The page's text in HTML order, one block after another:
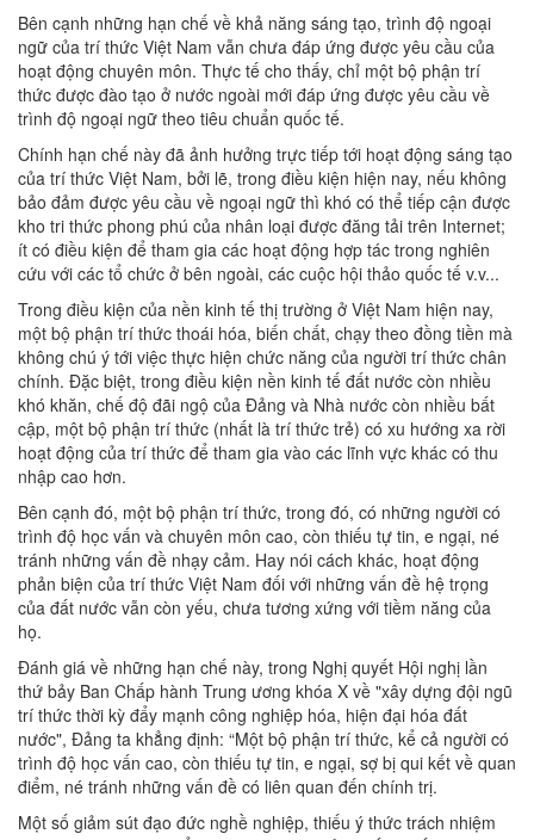
Bên cạnh những hạn chế về khả năng sáng tạo, trình độ ngoại
ngữ của trí thức Việt Nam vẫn chưa đáp ứng được yêu cầu của
hoạt động chuyên môn. Thực tế cho thấy, chỉ một bộ phận trí
thức được đào tạo ở nước ngoài mới đáp ứng được yêu cầu về
trình độ ngoại ngữ theo tiêu chuẩn quốc tế.
Chính hạn chế này đã ảnh hưởng trực tiếp tới hoạt động sáng tạo
của trí thức Việt Nam, bởi lẽ, trong điều kiện hiện nay, nếu không
bảo đảm được yêu cầu về ngoại ngữ thì khó có thể tiếp cận được
kho tri thức phong phú của nhân loại được đăng tải trên Internet;
ít có điều kiện để tham gia các hoạt động hợp tác trong nghiên
cứu với các tổ chức ở bên ngoài, các cuộc hội thảo quốc tế v.v...
Trong điều kiện của nền kinh tế thị trường ở Việt Nam hiện nay,
một bộ phận trí thức thoái hóa, biến chất, chạy theo đồng tiền mà
không chú ý tới việc thực hiện chức năng của người trí thức chân
chính. Đặc biệt, trong điều kiện nền kinh tế đất nước còn nhiều
khó khăn, chế độ đãi ngộ của Đảng và Nhà nước còn nhiều bất
cập, một bộ phận trí thức (nhất là trí thức trẻ) có xu hướng xa rời
hoạt động của trí thức để tham gia vào các lĩnh vực khác có thu
nhập cao hơn.
Bên cạnh đó, một bộ phận trí thức, trong đó, có những người có
trình độ học vấn và chuyên môn cao, còn thiếu tự tin, e ngại, né
tránh những vấn đề nhạy cảm. Hay nói cách khác, hoạt động
phản biện của trí thức Việt Nam đối với những vấn đề hệ trọng
của đất nước vẫn còn yếu, chưa tương xứng với tiềm năng của
họ.
Đánh giá về những hạn chế này, trong Nghị quyết Hội nghị lần
thứ bảy Ban Chấp hành Trung ương khóa X về "xây dựng đội ngũ
trí thức thời kỳ đẩy mạnh công nghiệp hóa, hiện đại hóa đất
nước", Đảng ta khẳng định: “Một bộ phận trí thức, kể cả người có
trình độ học vấn cao, còn thiếu tự tin, e ngại, sợ bị qui kết về quan
điểm, né tránh những vấn đề có liên quan đến chính trị.
Một số giảm sút đạo đức nghề nghiệp, thiếu ý thức trách nhiệm